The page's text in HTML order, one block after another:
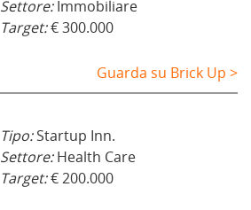
Settore:Immobiliare
Target:€ 300.000
Guarda su Brick Up >
Tipo:Startup Inn.
Settore:Health Care
Target:€ 200.000